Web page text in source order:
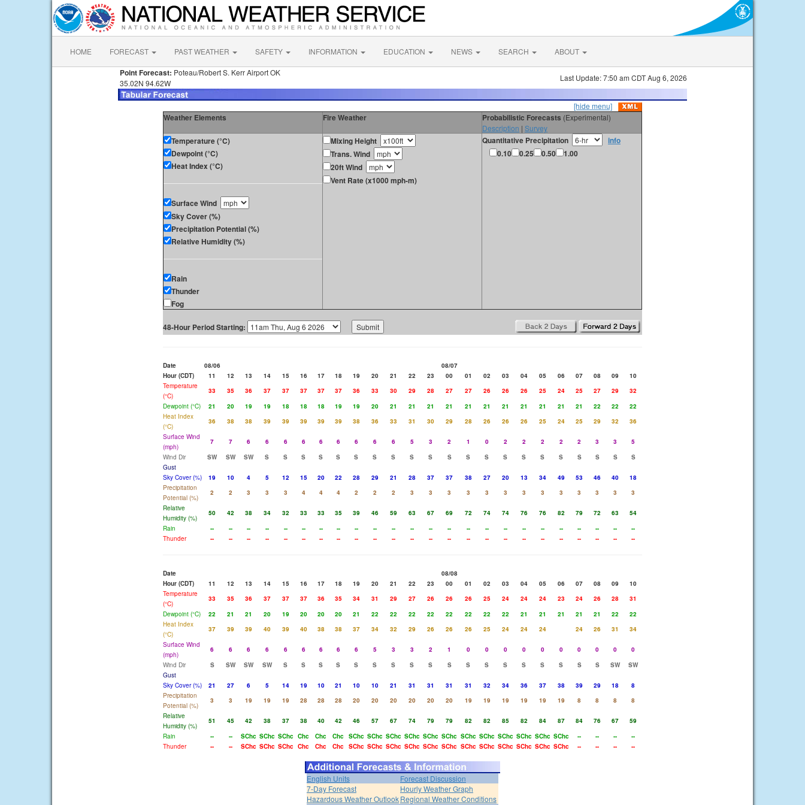
HOME FORECAST PAST WEATHER SAFETY INFORMATION EDUCATION NEWS SEARCH ABOUT
Point Forecast: Poteau/Robert S. Kerr Airport OK
35.02N 94.62W
Last Update: 7:50 am CDT Aug 6, 2026
[hide menu]
Weather Elements Fire Weather Probabilistic Forecasts (Experimental)
Description | Survey
Temperature (°C)
Dewpoint (°C)
Heat Index (°C)
Surface Wind
Sky Cover (%)
Precipitation Potential (%)
Relative Humidity (%)
Rain
Thunder
Fog
Mixing Height
Trans. Wind
20ft Wind
Vent Rate (x1000 mph-m)
Quantitative Precipitation
info
0.10
0.25 0.50 1.00
48-Hour Period Starting:
Date 08/06
08/07
Hour (CDT)
11 12 13 14 15 16 17 18 19 20 21 22 23 00 01 02 03 04 05 06 07 08 09
10
Temperature
(°C)
33 35 36 37 37 37 37 37 36 33 30 29 28 27 27 26 26 26 25 24 25 27 29
32
Dewpoint (°C)
21 20 19 19 18 18 18 19 19 20 21 21 21 21 21 21 21 21 21 21 21 22 22
22
Heat Index
(°C)
36 38 38 39 39 39 39 39 38 36 33 31 30 29 28 26 26 26 25 24 25 29 32
36
Surface Wind
(mph)
7 7 6 6 6 6 6 6 6 6 6 5 3 2 1 0 2 2 2 2 2 3 3
5
Wind Dir
SW SW SW S S S S S S S S S S S S S S S S S S S S
S
Gust
Sky Cover (%)
19 10 4 5 12 15 20 22 28 29 21 28 37 37 38 27 20 13 34 49 53 46 40
18
Precipitation
Potential (%)
2 2 3 3 3 4 4 4 2 2 2 3 3 3 3 3 3 3 3 3 3 3 3
3
Relative
Humidity (%)
50 42 38 34 32 33 33 35 39 46 59 63 67 69 72 74 74 76 76 82 79 72 63
54
Rain
-- -- -- -- -- -- -- -- -- -- -- -- -- -- -- -- -- -- -- -- -- -- --
--
Thunder
-- -- -- -- -- -- -- -- -- -- -- -- -- -- -- -- -- -- -- -- -- -- -- --
Date
08/08
Hour (CDT)
11 12 13 14 15 16 17 18 19 20 21 22 23 00 01 02 03 04 05 06 07 08 09
10
Temperature
(°C)
33 35 36 37 37 37 36 35 34 31 29 27 26 26 26 25 24 24 24 23 24 26 28
31
Dewpoint (°C)
22 21 21 20 19 20 20 20 21 22 22 22 22 22 22 22 22 21 21 21 21 21 22
22
Heat Index
(°C)
37 39 39 40 39 40 38 38 37 34 32 29 26 26 26 25 24 24 24 24 26 31
34
Surface Wind
(mph)
6 6 6 6 6 6 6 6 6 5 3 3 2 1 0 0 0 0 0 0 0 0 0
0
Wind Dir
S SW SW SW S S S S S S S S S S S S S S S S S S SW
SW
Gust
Sky Cover (%)
21 27 6 5 14 19 10 21 10 10 21 31 31 31 31 32 34 36 37 38 39 29 18
8
Precipitation
Potential (%)
3 3 19 19 19 28 28 28 20 20 20 20 20 20 19 19 19 19 19 19 8 8 8
8
Relative
Humidity (%)
51 45 42 38 37 38 40 42 46 57 67 74 79 79 82 82 85 82 84 87 84 76 67
59
Rain
-- -- SChc SChc SChc Chc Chc Chc SChc SChc SChc SChc SChc SChc SChc SChc SChc SChc SChc SChc -- -- --
--
Thunder
-- -- SChc SChc SChc Chc Chc Chc SChc SChc SChc SChc SChc SChc SChc SChc SChc SChc SChc SChc -- -- -- --
English Units
Forecast Discussion
7-Day Forecast
Hourly Weather Graph
Hazardous Weather OutlookRegional Weather Conditions